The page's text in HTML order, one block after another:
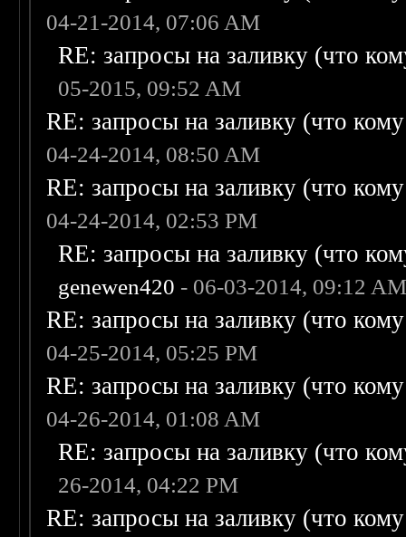
04-21-2014, 07:06 AM
RE: запросы на заливку (что
05-2015, 09:52 AM
RE: запросы на заливку (что
04-24-2014, 08:50 AM
RE: запросы на заливку (что
04-24-2014, 02:53 PM
RE: запросы на заливку (что
genewen420 - 06-03-2014, 09:12
RE: запросы на заливку (что
04-25-2014, 05:25 PM
RE: запросы на заливку (что
04-26-2014, 01:08 AM
RE: запросы на заливку (что
26-2014, 04:22 PM
RE: запросы на заливку (что